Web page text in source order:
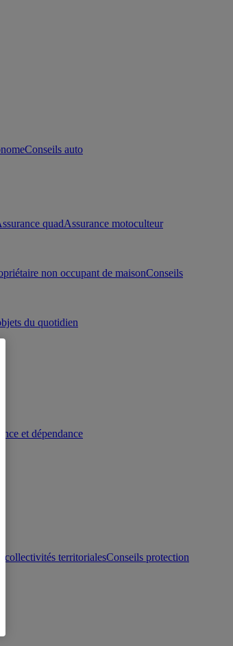
Conseils auto
quadAssurance motoculteur
non occupant de maisonConseils
du quotidien
et dépendance
collectivités territorialesConseils protection